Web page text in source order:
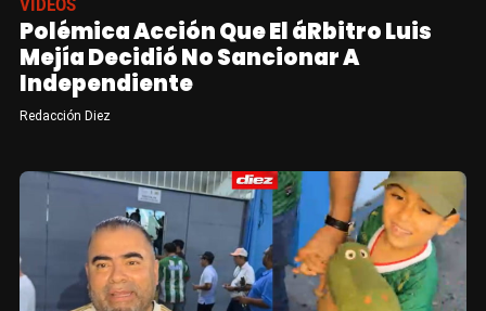
VIDEOS
Polémica Acción Que El áRbitro Luis
Mejía Decidió No Sancionar A
Independiente
Redacción Diez